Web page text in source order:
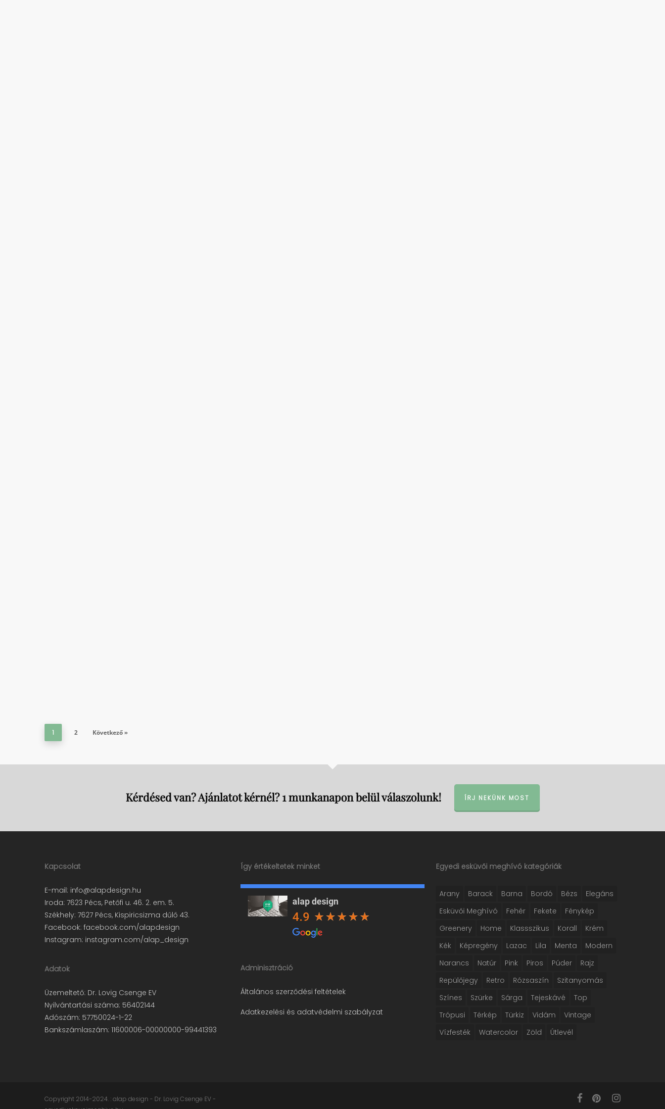
1 2 Következő »
Kérdésed van? Ajánlatot kérnél? 1 munkanapon belül válaszolunk! ÍRJ NEKÜNK MOST
Kapcsolat
E-mail: info@alapdesign.hu
Iroda: 7623 Pécs, Petőfi u. 46. 2. em. 5.
Székhely: 7627 Pécs, Kispiricsizma dűlő 43.
Facebook: facebook.com/alapdesign
Instagram: instagram.com/alap_design
Adatok
Üzemeltető: Dr. Lovig Csenge EV
Nyilvántartási száma: 56402144
Adószám: 57750024-1-22
Bankszámlaszám: 11600006-00000000-99441393
Így értékeltetek minket
alap design
4.9
Adminisztráció
Általános szerződési feltételek
Adatkezelési és adatvédelmi szabályzat
Egyedi esküvői meghívó kategóriák
Arany Barack Barna Bordó Bézs
Elegáns
Esküvői Meghívó
Fehér Fekete
Fénykép
Greenery
Home Klassszikus Korall
Krém
Kék
Képregény Lazac Lila Menta
Modern
Narancs
Natúr Pink Piros Púder
Rajz
Repülőjegy
Retro Rózsaszín
Szitanyomás
Színes
Szürke Sárga Tejeskávé
Top
Trópusi
Térkép Türkiz Vidám
Vintage
Vízfesték
Watercolor Zöld Útlevél
Copyright 2014-2024. : alap design - Dr. Lovig Csenge EV -
facebookpinterestinstagram